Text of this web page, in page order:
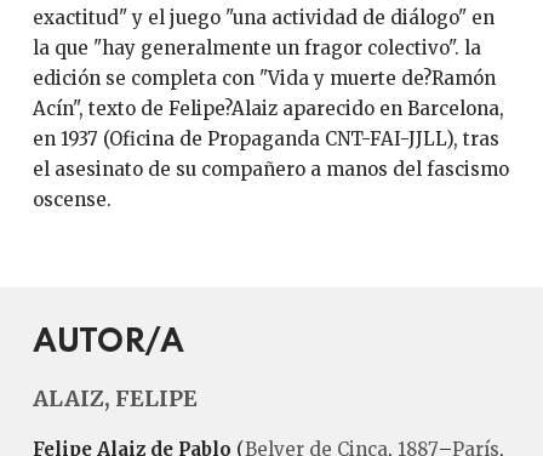
exactitud" y el juego "una actividad de diálogo" en
la que "hay generalmente un fragor colectivo". la
edición se completa con "Vida y muerte de?Ramón
Acín", texto de Felipe?Alaiz aparecido en Barcelona,
en 1937 (Oficina de Propaganda CNT-FAI-JJLL), tras
el asesinato de su compañero a manos del fascismo
oscense.
AUTOR/A
ALAIZ, FELIPE
Felipe Alaiz de Pablo (Belver de Cinca, 1887–París,